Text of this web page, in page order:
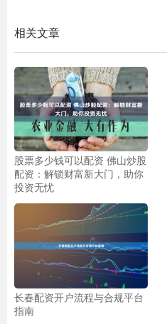
相关文章
股票多少钱可以配资 佛山炒股
配资：解锁财富新大门，助你
投资无忧
长春配资开户流程与合规平台
指南